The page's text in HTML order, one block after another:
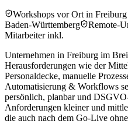
Workshops vor Ort in
Baden-Württemberg
Remote-
Mitarbeiter inkl.
Unternehmen in Freiburg im
Herausforderungen wie der
Personaldecke, manuelle
Automatisierung & Workflows
persönlich, planbar und
Anforderungen kleiner und
die auch nach dem Go-Live